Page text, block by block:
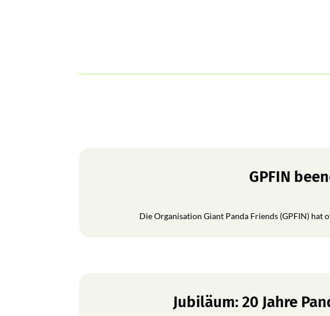
GPFIN
Die Organisation Giant Panda Friends (GPFIN) hat
Jubiläum: 20 Jahre